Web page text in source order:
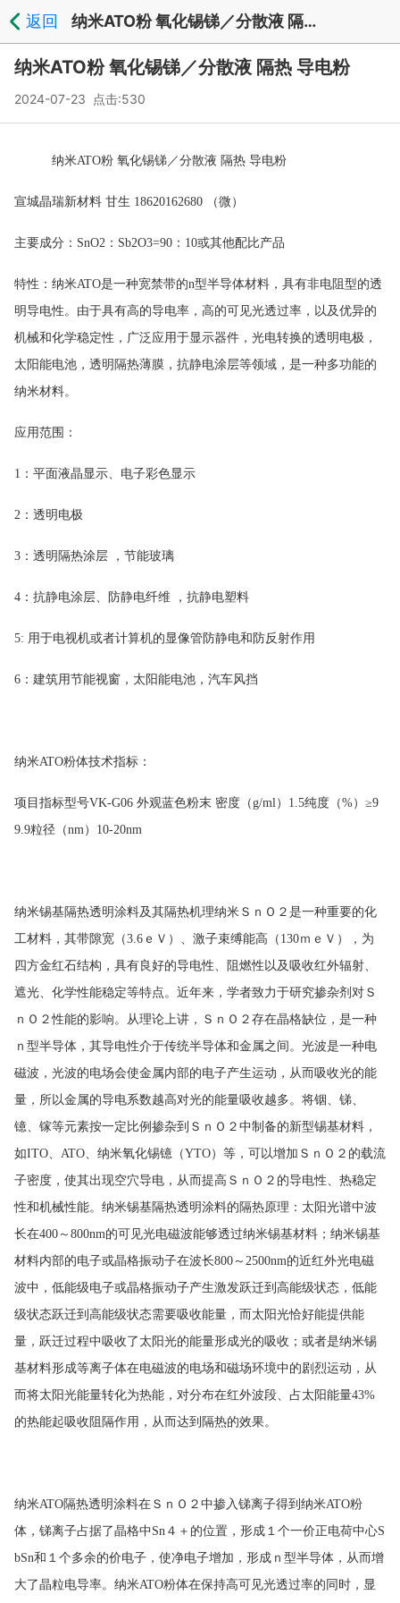
返回 纳米ATO粉 氧化锡锑／分散液 隔热 导电粉_新闻中心
纳米ATO粉 氧化锡锑／分散液 隔热 导电粉
2024-07-23 点击:530
纳米ATO粉 氧化锡锑／分散液 隔热 导电粉
宣城晶瑞新材料 甘生 18620162680 （微）
主要成分： SnO2 ： Sb2O3=90 ： 10或其他配比产品
特性：纳米ATO是一种宽禁带的n型半导体材料，具有非电阻型的透
明导电性。由于具有高的导电率，高的可见光透过率，以及优异的
机械和化学稳定性，广泛应用于显示器件，光电转换的透明电极，
太阳能电池，透明隔热薄膜，抗静电涂层等领域，是一种多功能的
纳米材料。
应用范围：
1 ：平面液晶显示、电子彩色显示
2 ：透明电极
3 ：透明隔热涂层 ，节能玻璃
4 ：抗静电涂层、防静电纤维 ，抗静电塑料
5: 用于电视机或者计算机的显像管防静电和防反射作用
6 ：建筑用节能视窗，太阳能电池，汽车风挡
纳米ATO粉体技术指标：
项目指标型号VK-G06 外观蓝色粉末 密度（g/ml） 1.5纯度（%）≥9
9.9粒径（nm） 10-20nm
纳米锡基隔热透明涂料及其隔热机理纳米ＳｎＯ２是一种重要的化
工材料，其带隙宽（3.6 ｅＶ）、激子束缚能高（ 130ｍｅＶ），为
四方金红石结构，具有良好的导电性、阻燃性以及吸收红外辐射、
遮光、化学性能稳定等特点。近年来，学者致力于研究掺杂剂对Ｓ
ｎＯ２性能的影响。从理论上讲，ＳｎＯ２存在晶格缺位，是一种
ｎ型半导体，其导电性介于传统半导体和金属之间。光波是一种电
磁波，光波的电场会使金属内部的电子产生运动，从而吸收光的能
量，所以金属的导电系数越高对光的能量吸收越多。将铟、锑、
镱、镓等元素按一定比例掺杂到ＳｎＯ２中制备的新型锡基材料，
如ITO、 ATO、纳米氧化锡镱（YTO）等，可以增加ＳｎＯ２的载流
子密度，使其出现空穴导电，从而提高ＳｎＯ２的导电性、热稳定
性和机械性能。纳米锡基隔热透明涂料的隔热原理：太阳光谱中波
长在400 ～ 800nm的可见光电磁波能够透过纳米锡基材料；纳米锡基
材料内部的电子或晶格振动子在波长800 ～ 2500nm的近红外光电磁
波中，低能级电子或晶格振动子产生激发跃迁到高能级状态，低能
级状态跃迁到高能级状态需要吸收能量，而太阳光恰好能提供能
量，跃迁过程中吸收了太阳光的能量形成光的吸收；或者是纳米锡
基材料形成等离子体在电磁波的电场和磁场环境中的剧烈运动，从
而将太阳光能量转化为热能，对分布在红外波段、占太阳能量43%
的热能起吸收阻隔作用，从而达到隔热的效果。
纳米ATO隔热透明涂料在ＳｎＯ２中掺入锑离子得到纳米ATO粉
体，锑离子占据了晶格中 Sn ４＋的位置，形成１个一价正电荷中心S
bSn和１个多余的价电子，使净电子增加，形成ｎ型半导体，从而增
大了晶粒电导率。纳米ATO粉体在保持高可见光透过率的同时，显